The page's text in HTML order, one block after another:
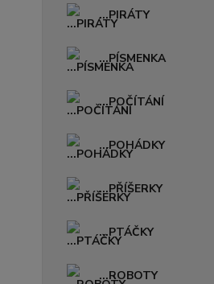
...PIRÁTY
...PÍSMENKA
...POČÍTÁNÍ
...POHÁDKY
...PŘÍŠERKY
...PTÁČKY
...ROBOTY